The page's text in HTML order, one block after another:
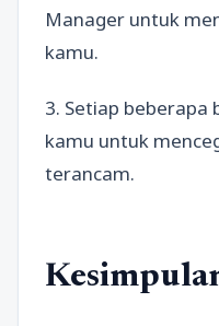
Manager untuk
kamu.
3. Setiap beberapa
kamu untuk
terancam.